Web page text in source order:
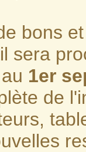
bons
sera
1er
de